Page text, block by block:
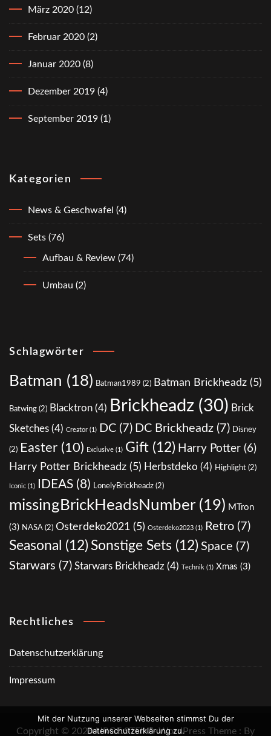
März 2020 (12)
Februar 2020 (2)
Januar 2020 (8)
Dezember 2019 (4)
September 2019 (1)
Kategorien
News & Geschwafel (4)
Sets (76)
Aufbau & Review (74)
Umbau (2)
Schlagwörter
Batman (18) Batman1989 (2) Batman Brickheadz (5)
Batwing (2) Blacktron (4) Brickheadz (30) Brick
Sketches (4) Creator (1) DC (7) DC Brickheadz (7) Disney
(2) Easter (10) Exclusive (1) Gift (12) Harry Potter (6)
Harry Potter Brickheadz (5) Herbstdeko (4) Highlight (2)
Iconic (1) IDEAS (8) LonelyBrickheadz (2)
missingBrickHeadsNumber(19) MTron
(3) NASA (2) Osterdeko2021 (5) Osterdeko2023 (1) Retro (7)
Seasonal (12) Sonstige Sets (12) Space (7)
Starwars (7) Starwars Brickheadz (4) Technik (1) Xmas (3)
Rechtliches
Datenschutzerklärung
Impressum
Copyright © 2026 URGE.STEIN - WordPress Theme : By
Mit der Nutzung unserer Webseiten stimmst Du der
Datenschutzerklärung zu.